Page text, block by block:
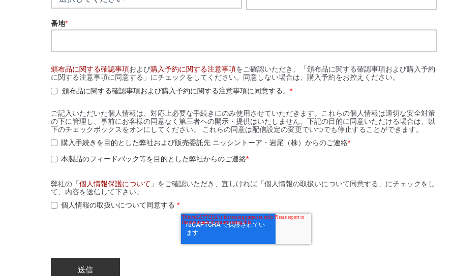
番地*
頒布品に関する確認事項および購入予約に関する注意事項をご確認いただき、「頒布品に関する確認事項および購入予約
に関する注意事項に同意する」にチェックをしてください。同意しない場合は、購入予約をお控えください。
頒布品に関する確認事項および購入予約に関する注意事項に同意する。 *
ご記入いただいた個人情報は、対応上必要な手続きにのみ使用させていただきます。これらの個人情報は適切な安全対策
の下に管理し、事前にお客様の同意なく第三者への開示・提供はいたしません。下記の目的に同意いただける場合は、以
下のチェックボックスをオンにしてください。 これらの同意は配信設定の変更でいつでも停止することができます。
購入手続きを目的とした弊社および販売委託先 ニッシントーア・岩尾（株）からのご連絡*
本製品のフィードバック等を目的とした弊社からのご連絡*
弊社の「 個人情報保護について 」をご確認いただき、宜しければ「個人情報の取扱いについて同意する」にチェックをし
て、内容を送信して下さい。
個人情報の取扱いについて同意する *